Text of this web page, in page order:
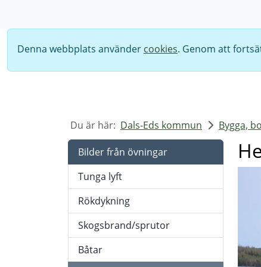
Denna webbplats använder cookies. Genom att
Du är här: Dals-Eds kommun Bygga,
Bilder från övningar
Tunga lyft
Rökdykning
Skogsbrand/sprutor
Båtar